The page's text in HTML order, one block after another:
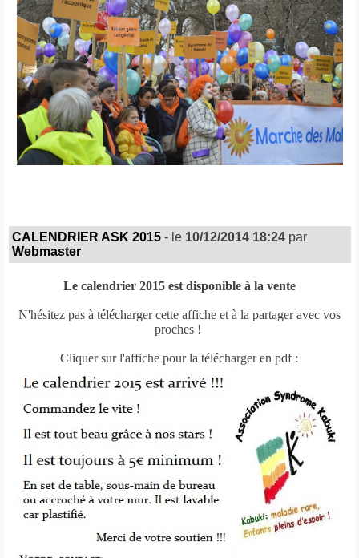
CALENDRIER ASK 2015 - le 10/12/2014 18:24 par
Webmaster
Le calendrier 2015 est disponible à la vente
N'hésitez pas à télécharger cette affiche et à la partager avec vos
proches !
Cliquer sur l'affiche pour la télécharger en pdf :